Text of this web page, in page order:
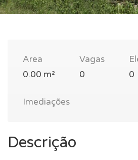
Area
0.00 m²
Vagas
0
0
Imediações
Descrição